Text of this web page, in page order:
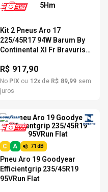
Kit 2 Pneus Aro 17
225/45R17 94W Barum By
Continental Xl Fr Bravuris
R$ 917,90
No PIX ou 12x de R$ 89,99 sem
juros
C A 71dB
Pneu Aro 19 Goodyear
Efficientgrip 235/45R19
95VRun Flat